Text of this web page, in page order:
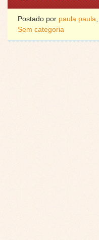
Postado por paula paula
Sem categoria